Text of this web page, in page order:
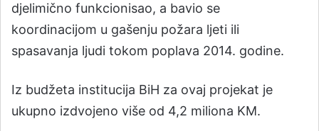
djelimično funkcionisao, a bavio se
koordinacijom u gašenju požara ljeti ili
spasavanja ljudi tokom poplava 2014. godine.
Iz budžeta institucija BiH za ovaj projekat je
ukupno izdvojeno više od 4,2 miliona KM.